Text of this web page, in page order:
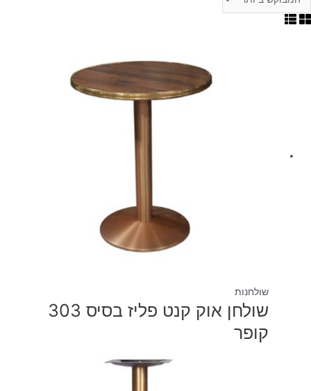
שולחנות
שולחן אוק קנט פליז בסיס 303
קופר